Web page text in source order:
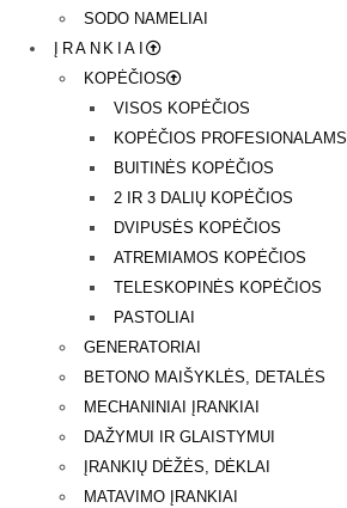
SODO NAMELIAI
ĮRANKIAI
KOPĖČIOS
VISOS KOPĖČIOS
KOPĖČIOS PROFESIONALAMS
BUITINĖS KOPĖČIOS
2 IR 3 DALIŲ KOPĖČIOS
DVIPUSĖS KOPĖČIOS
ATREMIAMOS KOPĖČIOS
TELESKOPINĖS KOPĖČIOS
PASTOLIAI
GENERATORIAI
BETONO MAIŠYKLĖS, DETALĖS
MECHANINIAI ĮRANKIAI
DAŽYMUI IR GLAISTYMUI
ĮRANKIŲ DĖŽĖS, DĖKLAI
MATAVIMO ĮRANKIAI